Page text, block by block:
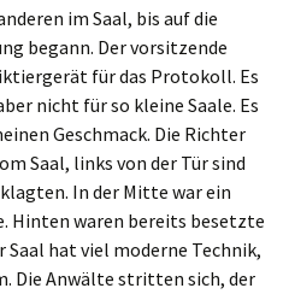
im Saal, bis auf die
begann. Der vorsitzende
für das Protokoll. Es
nicht für so kleine Saale. Es
Geschmack. Die Richter
Saal, links von der Tür sind
In der Mitte war ein
Hinten waren bereits besetzte
Saal hat viel moderne Technik,
Die Anwälte stritten sich, der